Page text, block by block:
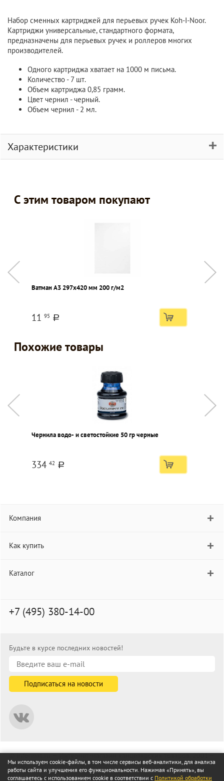
Набор сменных картриджей для перьевых ручек Koh-I-Noor.
Картриджи универсальные, стандартного формата,
предназначены для перьевых ручек и роллеров многих
производителей.
Одного картриджа хватает на 1000 м письма.
Количество - 7 шт.
Объем картриджа 0,85 грамм.
Цвет чернил - черный.
Объем чернил - 2 мл.
Характеристики
С этим товаром покупают
Ватман А3 297х420 мм 200 г/м2
11 95 a
Похожие товары
Чернила водо- и светостойкие 50 гр черные
334 42 a
Компания
Как купить
Каталог
+7 (495) 380-14-00
Будьте в курсе последних новостей!
© informat.ru — Интернет-магазин канцелярских товаров. 2001—
2026
Все права защищены
Мы используем cookie-файлы, в том числе сервисы веб-аналитики, для анализа
работы сайта и улучшения его функциональности. Нажимая «Принять», вы
соглашаетесь с использованием cookie в соответствии с Политикой обработки